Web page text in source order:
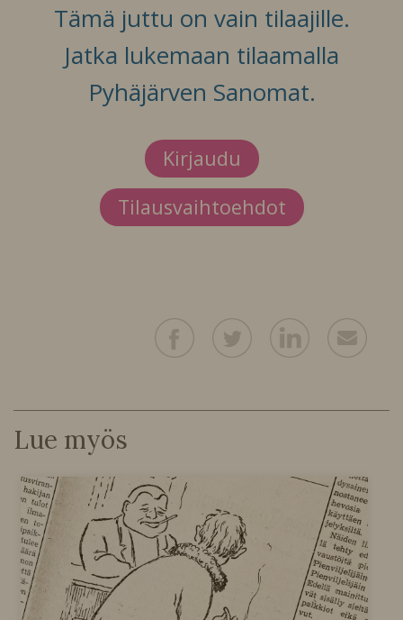
Tämä juttu on vain tilaajille.
Jatka lukemaan tilaamalla
Pyhäjärven Sanomat.
Kirjaudu
Tilausvaihtoehdot
Lue myös